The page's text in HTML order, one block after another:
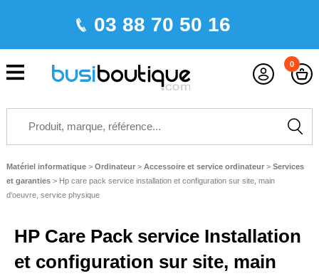
03 88 70 50 16
0
Matériel informatique > Ordinateur > Accessoire et service ordinateur > Services
et garanties> Hp care pack service installation et configuration sur site, main
d'oeuvre, service physique
HP Care Pack service Installation
et configuration sur site, main